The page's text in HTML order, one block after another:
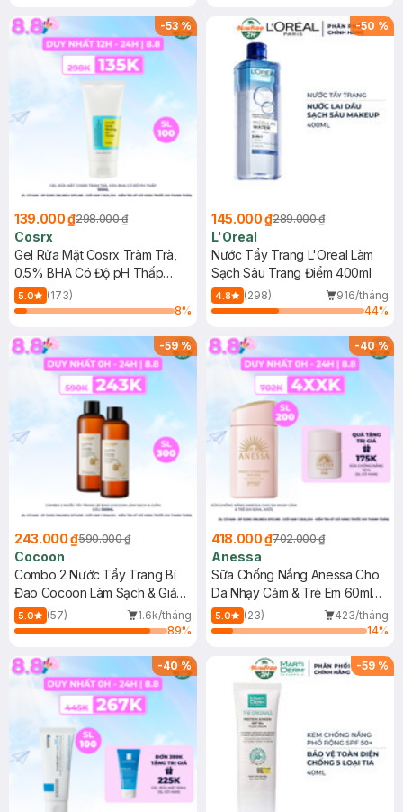
-53%
139.000 ₫298.000 ₫
Cosrx
Gel Rửa Mặt Cosrx Tràm Trà,
0.5% BHA Có Độ pH Thấp
150ml
5.0
(173)
8%
-50 %
145.000 ₫289.000 ₫
L'Oreal
Nước Tẩy Trang L'Oreal Làm
Sạch Sâu Trang Điểm 400ml
4.8 (298)
916/tháng
44%
-59%
243.000 ₫590.000 ₫
Cocoon
Combo 2 Nước Tẩy Trang Bí
Đao Cocoon Làm Sạch & Giảm
Dầu 500ml
5.0 (57)
1.6k/tháng
89%
-40%
418.000 ₫702.000 ₫
Anessa
Sữa Chống Nắng Anessa Cho
Da Nhạy Cảm & Trẻ Em 60ml
(Mới)
5.0 (23)
423/tháng
14%
-40% -59 %